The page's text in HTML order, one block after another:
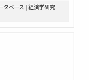
タベース | 経済学研究